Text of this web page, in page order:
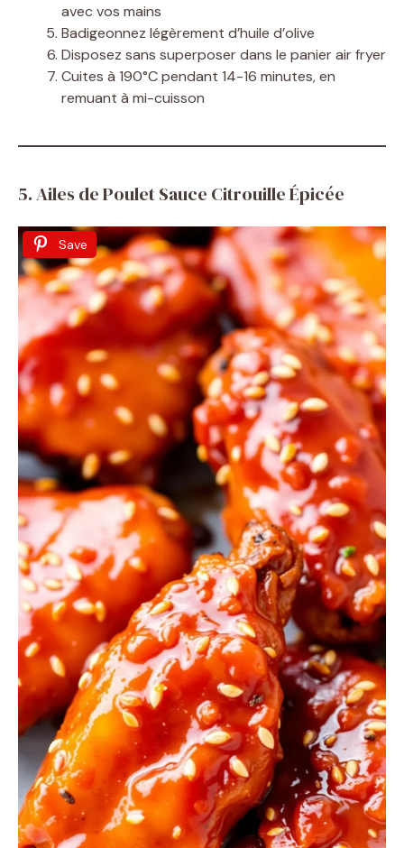
avec vos mains
Badigeonnez légèrement d’huile d’olive
Disposez sans superposer dans le panier air fryer
Cuites à 190°C pendant 14-16 minutes, en
remuant à mi-cuisson
5. Ailes de Poulet Sauce Citrouille Épicée
Save